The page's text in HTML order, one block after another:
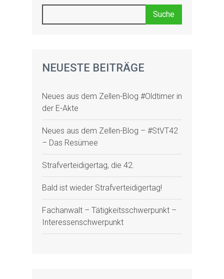
NEUESTE BEITRÄGE
Neues aus dem Zellen-Blog #Oldtimer in
der E-Akte
Neues aus dem Zellen-Blog – #StVT42
– Das Resümee
Strafverteidigertag, die 42.
Bald ist wieder Strafverteidigertag!
Fachanwalt – Tätigkeitsschwerpunkt –
Interessenschwerpunkt